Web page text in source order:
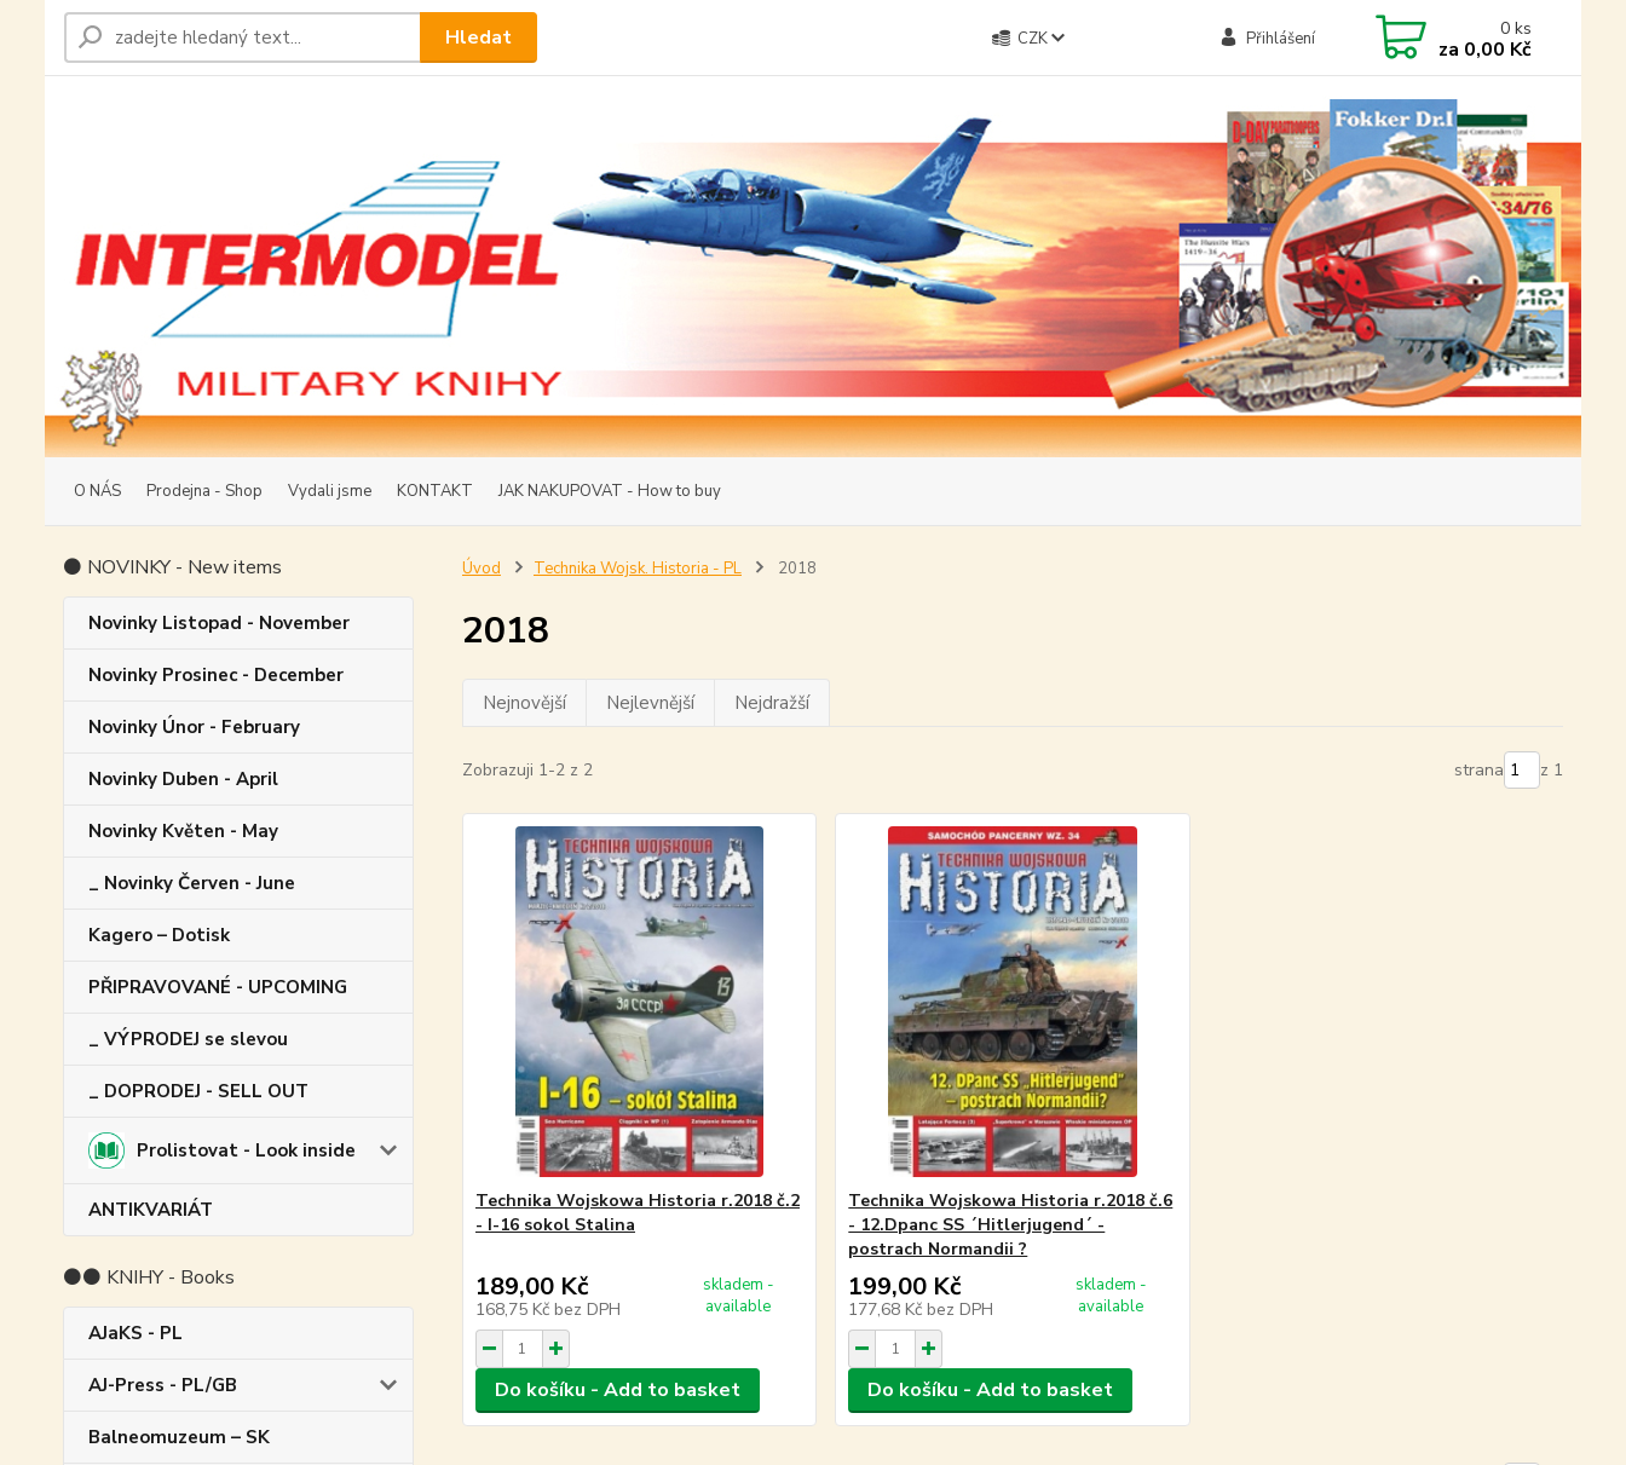
O NÁS Prodejna - Shop Vydali jsme KONTAKT JAK NAKUPOVAT - How to buy
CZK Přihlášení
Hledat 0 ks
za 0,00 Kč
⚫ NOVINKY - New items
Novinky Listopad - November
Novinky Prosinec - December
Novinky Únor - February
Novinky Duben - April
Novinky Květen - May
_ Novinky Červen - June
Kagero – Dotisk
PŘIPRAVOVANÉ - UPCOMING
_ VÝPRODEJ se slevou
_ DOPRODEJ - SELL OUT
Prolistovat - Look inside
ANTIKVARIÁT
⚫⚫ KNIHY - Books
AJaKS - PL
AJ-Press - PL/GB
Balneomuzeum – SK
Úvod Technika Wojsk. Historia - PL 2018
2018
Nejnovější Nejlevnější Nejdražší
Zobrazuji 1-2 z 2 strana z 1
Technika Wojskowa Historia r.2018 č.2
- I-16 sokol Stalina
189,00 Kč
168,75 Kč bez DPH
skladem -
available
Do košíku - Add to basket
Technika Wojskowa Historia r.2018 č.6
- 12.Dpanc SS ´Hitlerjugend´ -
postrach Normandii ?
199,00 Kč
177,68 Kč bez DPH
skladem -
available
Do košíku - Add to basket